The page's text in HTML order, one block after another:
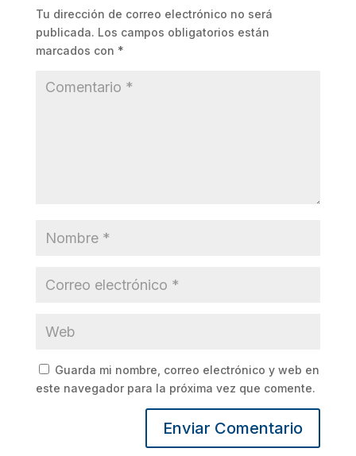
Tu dirección de correo electrónico no será
publicada. Los campos obligatorios están
marcados con *
Guarda mi nombre, correo electrónico y web en
este navegador para la próxima vez que comente.